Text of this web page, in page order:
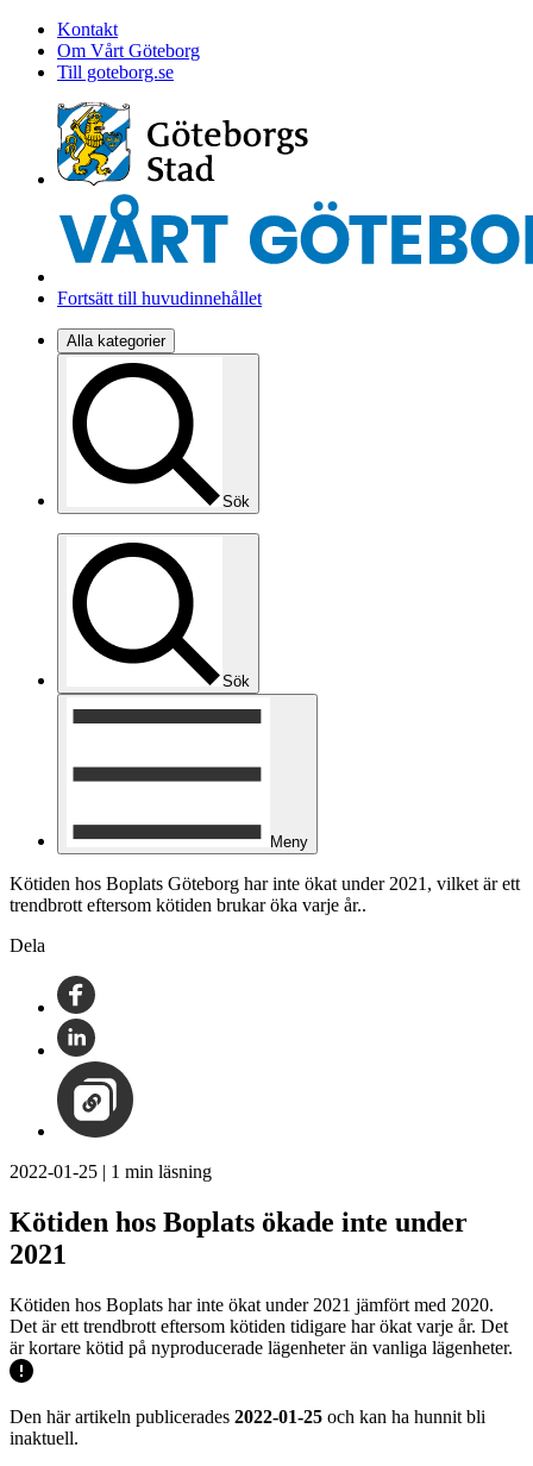
Kontakt
Om Vårt Göteborg
Till goteborg.se
Fortsätt till huvudinnehållet
Alla kategorier
Sök
Sök
Meny
Kötiden hos Boplats Göteborg har inte ökat under 2021, vilket är ett
trendbrott eftersom kötiden brukar öka varje år..
Dela
2022-01-25 | 1 min läsning
Kötiden hos Boplats ökade inte under
2021
Kötiden hos Boplats har inte ökat under 2021 jämfört med 2020.
Det är ett trendbrott eftersom kötiden tidigare har ökat varje år. Det
är kortare kötid på nyproducerade lägenheter än vanliga lägenheter.
Den här artikeln publicerades 2022-01-25 och kan ha hunnit bli
inaktuell.